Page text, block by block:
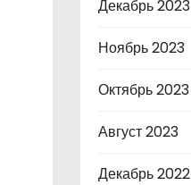
Декабрь 2023
Ноябрь 2023
Октябрь 2023
Август 2023
Декабрь 2022